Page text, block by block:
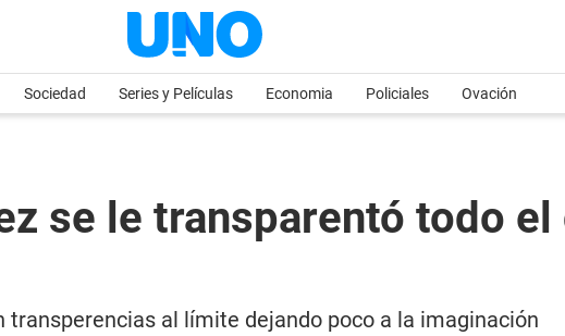
Sociedad Series y Películas Economia Policiales Ovación
se le transparentó todo
al límite dejando poco a la imaginación